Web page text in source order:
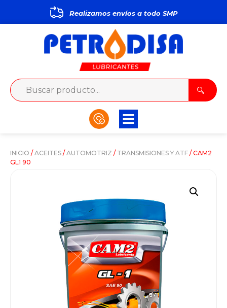
Realizamos envíos a todo SMP
INICIO / ACEITES / AUTOMOTRIZ / TRANSMISIONES Y ATF / CAM2
GL1 90